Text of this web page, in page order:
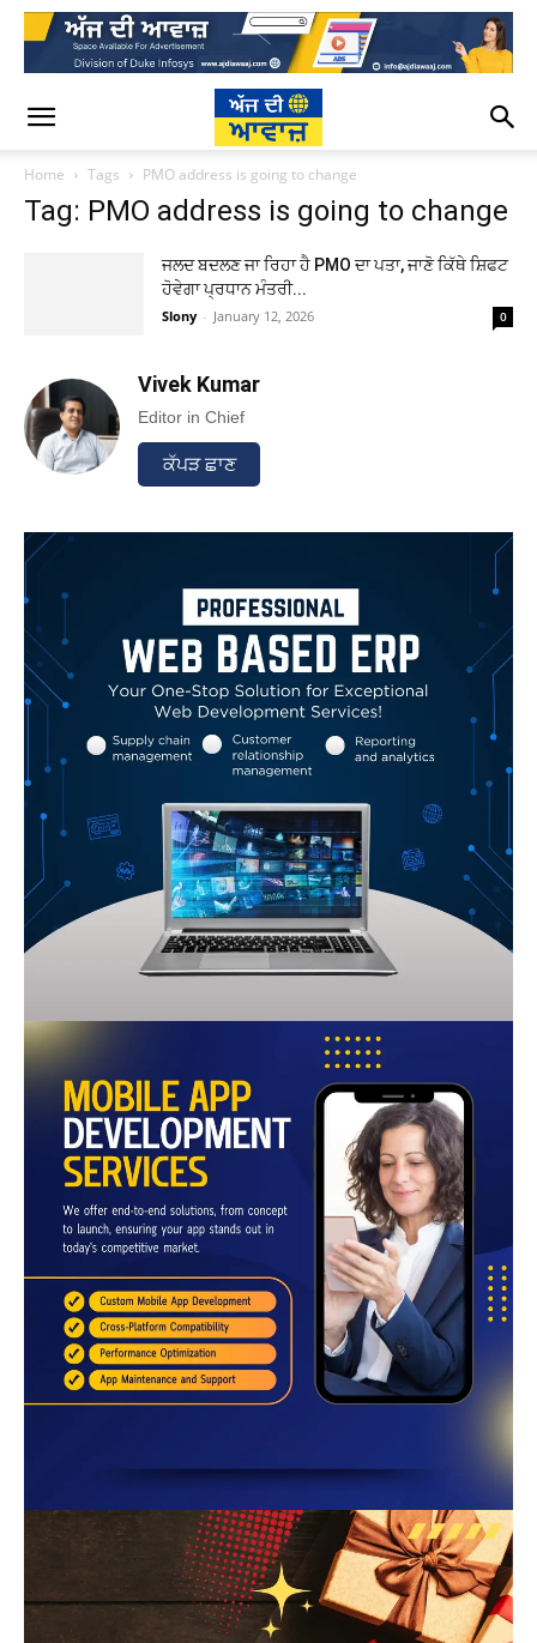
Home Tags PMO address is going to change
Tag: PMO address is going to change
ਜਲਦ ਬਦਲਣ ਜਾ ਰਿਹਾ ਹੈ PMO ਦਾ ਪਤਾ, ਜਾਣੋ ਕਿੱਥੇ ਸ਼ਿਫਟ
ਹੋਵੇਗਾ ਪ੍ਰਧਾਨ ਮੰਤਰੀ...
Slony - January 12, 2026 0
Vivek Kumar
Editor in Chief
ਕੱਪੜ ਛਾਣ